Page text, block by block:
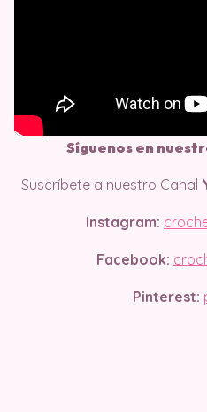
Síguenos en
Suscríbete a nuestro Canal
Instagram:
Facebook:
Pinterest: